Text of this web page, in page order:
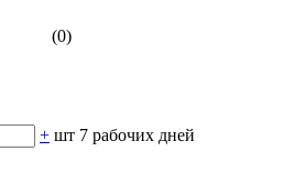
(0)
+ шт 7 рабочих дней